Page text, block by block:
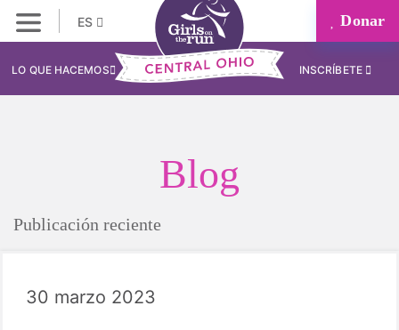
ES Donar
LO QUE HACEMOS INSCRÍBETE
Blog
Publicación reciente
30 marzo 2023